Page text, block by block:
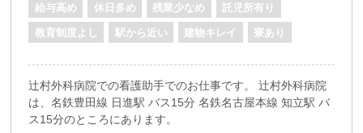
給与高め 休日多め 残業少なめ 託児所有り
教育制度よし 駅から近い 建物キレイ 寮あり
辻村外科病院での看護助手でのお仕事です。 辻村外科病院
は、名鉄豊田線 日進駅 バス15分 名鉄名古屋本線 知立駅 バ
ス15分のところにあります。